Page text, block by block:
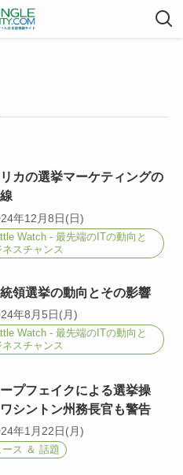
カの選挙マーケティングの
年12月8日(日)
Watch - 最先端のITの動向と
ネスチャンス
領選挙の動向とその影響
年8月5日(月)
Watch - 最先端のITの動向と
ネスチャンス
プフェイクによる選挙操
シントン州務長官も警告
年1月22日(月)
ース ＆ 話題